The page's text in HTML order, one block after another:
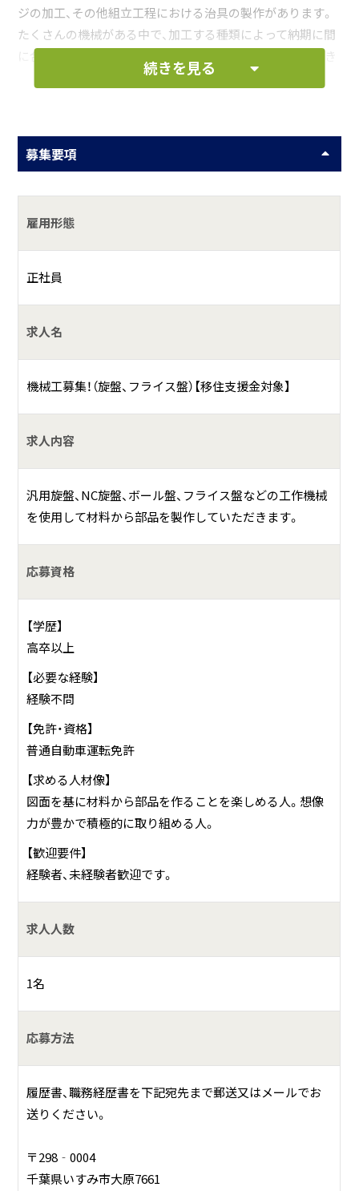
ジの加工、その他組立工程における治具の製作があります。
たくさんの機械がある中で、加工する種類によって納期に間
に合うように順番を組み立てていく必要があり、部品ができ
る満足感と自分で工程を組み立てて納期を達成させられる
何をしている会社？
工業用計測器を製造しています。部品加工から部品組み立
て、調整までオーダーメイドで製造しています。
特に、ギヤレスの温度計測器・圧力計測器に関してはパイオ
ニアでもあり、リーディングカンパニーとして、多くのお客
様のニーズにお応えしております。当社の製品が活躍する分
野は、電力・ガス等のエネルギー、石油・化学プラント、造船、
も今日まで支えて参りました。私共が生産する製品の特長
は、その高い耐久性にあります。振動、脈動など過酷な環境下
においても長寿命と高い再現性を維持し、多くのお客様から
ご好評をいただいております。
続きを見る
募集要項
雇用形態
正社員
求人名
機械工募集！（旋盤、フライス盤）【移住支援金対象】
求人内容
汎用旋盤、NC旋盤、ボール盤、フライス盤などの工作機械
を使用して材料から部品を製作していただきます。
応募資格
【学歴】
高卒以上
【必要な経験】
経験不問
【免許・資格】
普通自動車運転免許
【求める人材像】
図面を基に材料から部品を作ることを楽しめる人。想像
力が豊かで積極的に取り組める人。
【歓迎要件】
経験者、未経験者歓迎です。
求人人数
1名
応募方法
履歴書、職務経歴書を下記宛先まで郵送又はメールでお
送りください。
〒298‐0004
千葉県いすみ市大原7661